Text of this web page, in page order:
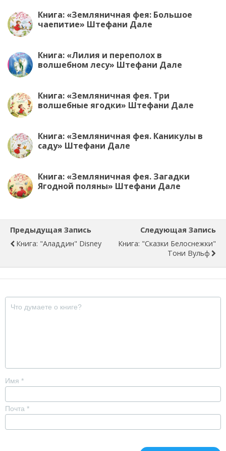
Книга: «Земляничная фея: Большое
чаепитие» Штефани Дале
Книга: «Лилия и переполох в
волшебном лесу» Штефани Дале
Книга: «Земляничная фея. Три
волшебные ягодки» Штефани Дале
Книга: «Земляничная фея. Каникулы в
саду» Штефани Дале
Книга: «Земляничная фея. Загадки
Ягодной поляны» Штефани Дале
Предыдущая Запись
Книга: "Аладдин" Disney
Следующая Запись
Книга: "Сказки Белоснежки"
Тони Вульф
Имя *
Почта *